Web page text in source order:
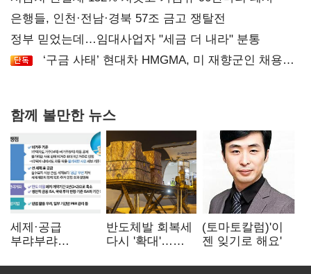
은행들, 인천·전남·경북 57조 금고 쟁탈전
정부 믿었는데…임대사업자 "세금 더 내라" 분통
‘구금 사태’ 현대차 HMGMA, 미 재향군인 채용
함께 볼만한 뉴스
세제·공급
부랴부랴
김윤덕' 책임론
반도체발 회복세
다시 '확대'…
5.8% 반등
(토마토칼럼)'이
젠 잊기로 해요'